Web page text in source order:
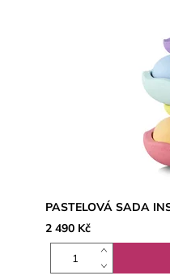
PASTELOVÁ SADA
2 490 Kč